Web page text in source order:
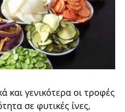
και γενικότερα οι τροφές
σε φυτικές ίνες,